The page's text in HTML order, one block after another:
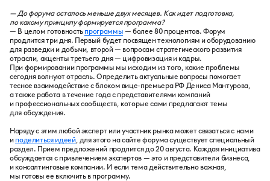
— До форума осталось меньше двух месяцев. Как идет подготовка,
по какому принципу формируется программа?
— В целом готовность программы — более 80 процентов. Форум
продлится три дня. Первый будет посвящен технологиям и оборудованию
для разведки и добычи, второй — вопросам стратегического развития
отрасли, акценты третьего дня — цифровизация и кадры.
При формировании программы мы исходим из того, какие проблемы
сегодня волнуют отрасль. Определить актуальные вопросы помогает
тесное взаимодействие с блоком вице-премьера РФ Дениса Мантурова,
а также работа в течение года с представителями компаний
и профессиональных сообществ, которые сами предлагают темы
для обсуждения.
Наряду с этим любой эксперт или участник рынка может связаться с нами
и поделиться идеей, для этого на сайте форума существует специальный
раздел. Прием предложений продлится до 20 августа. Каждая инициатива
обсуждается с привлечением экспертов — это и представители бизнеса,
и консалтинговые компании. И если тема действительно важная,
мы готовы ее включить в программу.